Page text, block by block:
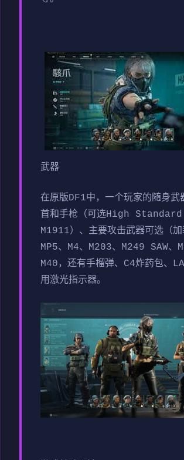
武器
在原版DF1中，一个玩家的随身武
首和手枪（可选High Standard
M1911）、主要攻击武器可选（加
MP5、M4、M203、M249 SAW、
M40，还有手榴弹、C4炸药包、
用激光指示器。